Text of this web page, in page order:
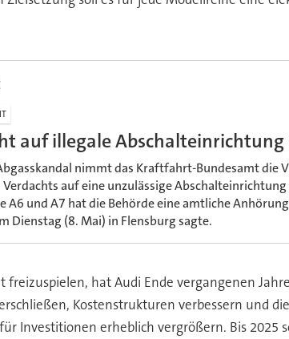
auf illegale
nimmt das Kraftfahrt-Bundesamt die
Verdachts auf eine unzulässige
A6 und A7 hat die Behörde eine amtliche
Dienstag (8. Mai) in Flensburg sagte.
hat Audi Ende vergangenen
Kostenstrukturen verbessern und
Investitionen erheblich vergrößern. Bis